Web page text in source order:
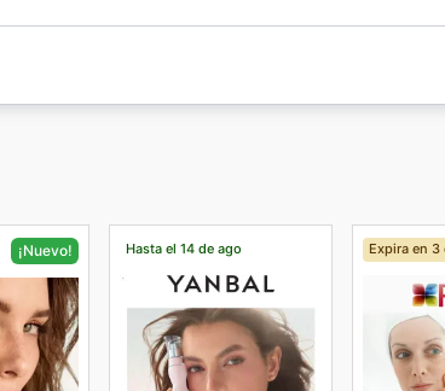
¡Nuevo! Hasta el 14 de ago Expira en 3